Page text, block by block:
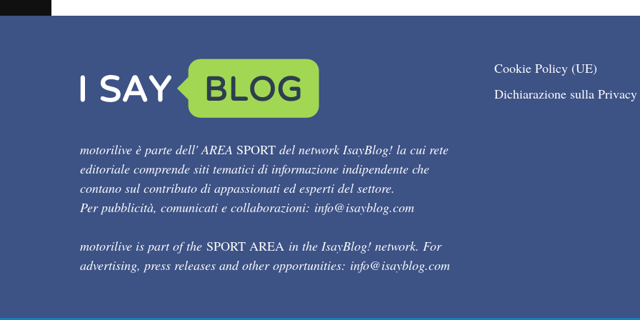
motorilive è parte dell' AREA SPORT del network IsayBlog! la cui rete
editoriale comprende siti tematici di informazione indipendente che
contano sul contributo di appassionati ed esperti del settore.
Per pubblicità, comunicati e collaborazioni: info@isayblog.com
motorilive is part of the SPORT AREA in the IsayBlog! network. For
advertising, press releases and other opportunities: info@isayblog.com
Cookie Policy (UE)
Dichiarazione sulla